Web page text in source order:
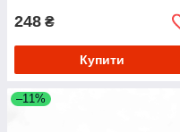
248 ₴
Купити
–11%